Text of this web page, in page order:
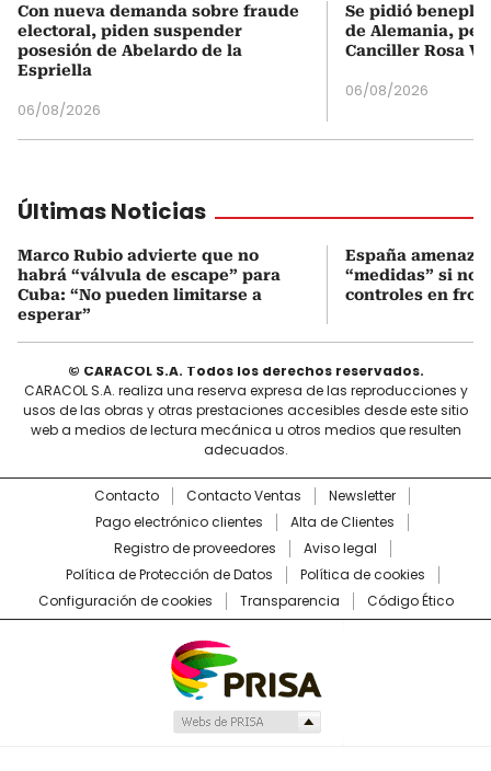
Con nueva demanda sobre fraude
electoral, piden suspender
posesión de Abelardo de la
Espriella
06/08/2026
Se pidió
de Alemania,
Canciller Rosa
06/08/2026
Últimas Noticias
Marco Rubio advierte que no
habrá “válvula de escape” para
Cuba: “No pueden limitarse a
esperar”
España
“medidas” si no
controles en
© CARACOL S.A. Todos los derechos reservados.
CARACOL S.A. realiza una reserva expresa de las reproducciones y
usos de las obras y otras prestaciones accesibles desde este sitio
web a medios de lectura mecánica u otros medios que resulten
adecuados.
Contacto Contacto Ventas
Newsletter
Pago electrónico clientes
Alta de Clientes
Registro de proveedores
Aviso legal
Política de Protección de Datos
Política de cookies
Configuración de cookies
Transparencia Código Ético